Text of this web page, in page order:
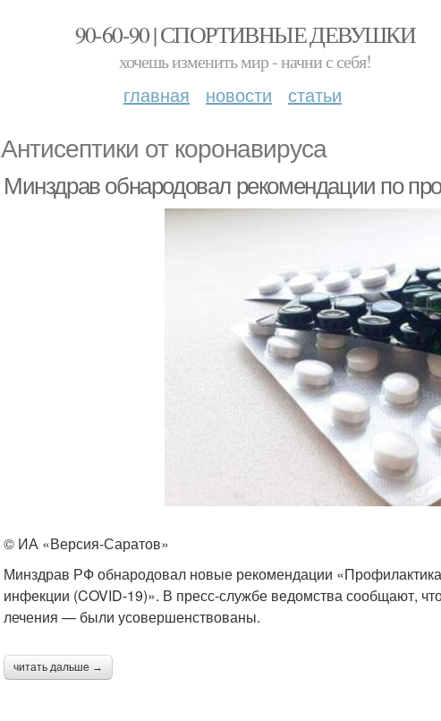
90-60-90 | СПОРТИВНЫЕ ДЕВУШКИ
хочешь изменить мир - начни с себя!
главная новости статьи
Антисептики от коронавируса
Минздрав обнародовал рекомендации по
© ИА «Версия-Саратов»
Минздрав РФ обнародовал новые рекомендации
инфекции (COVID-19)». В пресс-службе ведомства сообщают,
лечения — были усовершенствованы.
читать дальше →